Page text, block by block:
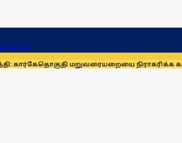
உலகம்
தொகுதி மறுவரையறையை நிராகரிக்க